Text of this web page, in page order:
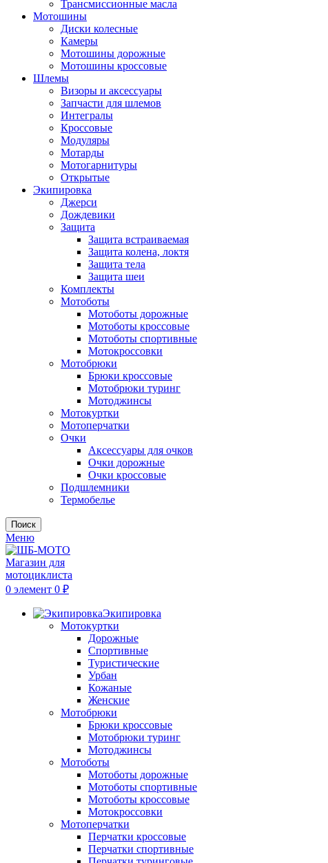
Трансмиссионные масла
Мотошины
Диски колесные
Камеры
Мотошины дорожные
Мотошины кроссовые
Шлемы
Визоры и аксессуары
Запчасти для шлемов
Интегралы
Кроссовые
Модуляры
Мотарды
Мотогарнитуры
Открытые
Экипировка
Джерси
Дождевики
Защита
Защита встраиваемая
Защита колена, локтя
Защита тела
Защита шеи
Комплекты
Мотоботы
Мотоботы дорожные
Мотоботы кроссовые
Мотоботы спортивные
Мотокроссовки
Мотобрюки
Брюки кроссовые
Мотобрюки туринг
Мотоджинсы
Мотокуртки
Мотоперчатки
Очки
Аксессуары для очков
Очки дорожные
Очки кроссовые
Подшлемники
Термобелье
Поиск
Меню
0 элемент 0 ₽
Экипировка
Мотокуртки
Дорожные
Спортивные
Туристические
Урбан
Кожаные
Женские
Мотобрюки
Брюки кроссовые
Мотобрюки туринг
Мотоджинсы
Мотоботы
Мотоботы дорожные
Мотоботы спортивные
Мотоботы кроссовые
Мотокроссовки
Мотоперчатки
Перчатки кроссовые
Перчатки спортивные